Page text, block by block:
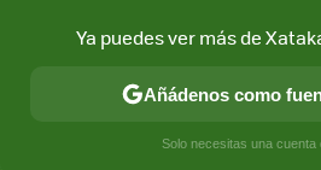
CONECTIVIDAD MÓVIL Y
Ya puedes ver más de
Añádenos como
Solo necesitas una cuenta